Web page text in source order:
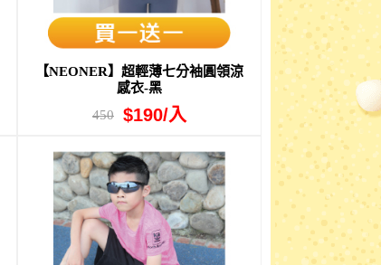
【NEONER】超輕薄七分袖圓領涼
感衣-黑
450
$190/入